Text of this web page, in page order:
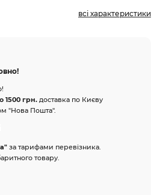
всі характеристики
1500 грн. доставка по Києву
"Нова Пошта".
за тарифами перевізника.
товару.